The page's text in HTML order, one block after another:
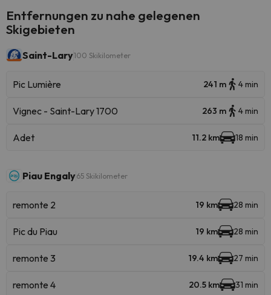
Entfernungen zu nahe gelegenen
Skigebieten
Saint-Lary100 Skikilometer
Pic Lumière 241 m 4 min
Vignec - Saint-Lary 1700 263 m 4 min
Adet 11.2 km 18 min
Piau Engaly65 Skikilometer
remonte 2 19 km 28 min
Pic du Piau 19 km 28 min
remonte 3 19.4 km 27 min
remonte 4 20.5 km 31 min